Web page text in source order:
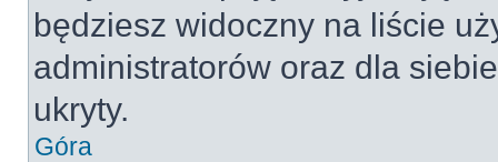
będziesz widoczny na liście
administratorów oraz dla
ukryty.
Góra